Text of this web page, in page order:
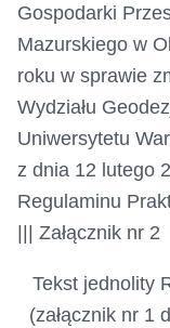
Gospodarki
Mazurskiego w
roku w sprawie
Wydziału
Uniwersytetu
z dnia 12 lutego
Regulaminu
||| Załącznik nr 2
Tekst jednolity
(załącznik nr 1